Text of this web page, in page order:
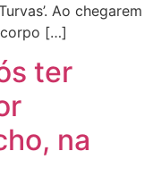
Ao chegarem
[…]
ter
na